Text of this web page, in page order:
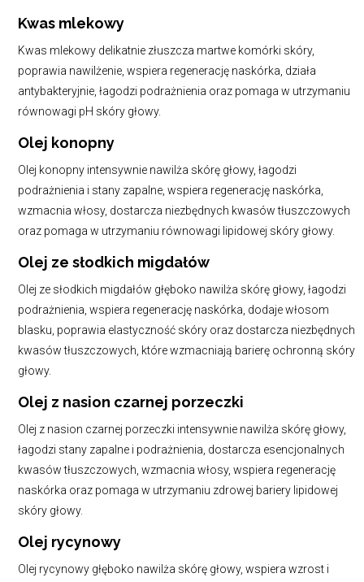
Kwas mlekowy
Kwas mlekowy delikatnie złuszcza martwe komórki skóry,
poprawia nawilżenie, wspiera regenerację naskórka, działa
antybakteryjnie, łagodzi podrażnienia oraz pomaga w utrzymaniu
równowagi pH skóry głowy.
Olej konopny
Olej konopny intensywnie nawilża skórę głowy, łagodzi
podrażnienia i stany zapalne, wspiera regenerację naskórka,
wzmacnia włosy, dostarcza niezbędnych kwasów tłuszczowych
oraz pomaga w utrzymaniu równowagi lipidowej skóry głowy.
Olej ze słodkich migdałów
Olej ze słodkich migdałów głęboko nawilża skórę głowy, łagodzi
podrażnienia, wspiera regenerację naskórka, dodaje włosom
blasku, poprawia elastyczność skóry oraz dostarcza niezbędnych
kwasów tłuszczowych, które wzmacniają barierę ochronną skóry
głowy.
Olej z nasion czarnej porzeczki
Olej z nasion czarnej porzeczki intensywnie nawilża skórę głowy,
łagodzi stany zapalne i podrażnienia, dostarcza esencjonalnych
kwasów tłuszczowych, wzmacnia włosy, wspiera regenerację
naskórka oraz pomaga w utrzymaniu zdrowej bariery lipidowej
skóry głowy.
Olej rycynowy
Olej rycynowy głęboko nawilża skórę głowy, wspiera wzrost i